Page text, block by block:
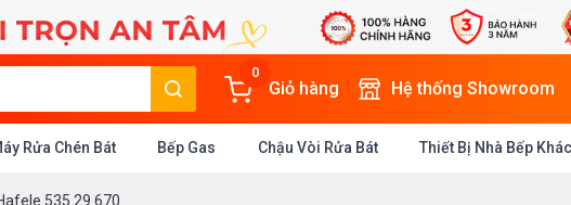
0
Giỏ hàng Hệ thống Showroom
Rửa Chén Bát Bếp Gas Chậu Vòi Rửa Bát Thiết Bị Nhà Bếp Khác
535.29.670